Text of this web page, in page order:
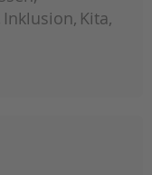
Inklusion Kita